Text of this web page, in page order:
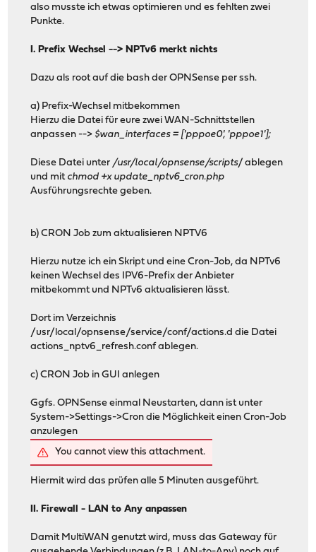
also musste ich etwas optimieren und es fehlten zwei
Punkte.
I. Prefix Wechsel --> NPTv6 merkt nichts
Dazu als root auf die bash der OPNSense per ssh.
a) Prefix-Wechsel mitbekommen
Hierzu die Datei für eure zwei WAN-Schnittstellen
anpassen -->$wan_interfaces = ['pppoe0', 'pppoe1'];
Diese Datei unter /usr/local/opnsense/scripts/ ablegen
und mit chmod +x update_nptv6_cron.php
Ausführungsrechte geben.
b) CRON Job zum aktualisieren NPTV6
Hierzu nutze ich ein Skript und eine Cron-Job, da NPTv6
keinen Wechsel des IPV6-Prefix der Anbieter
mitbekommt und NPTv6 aktualisieren lässt.
Dort im Verzeichnis
/usr/local/opnsense/service/conf/actions.d die Datei
actions_nptv6_refresh.conf ablegen.
c) CRON Job in GUI anlegen
Ggfs. OPNSense einmal Neustarten, dann ist unter
System->Settings->Cron die Möglichkeit einen Cron-Job
anzulegen
You cannot view this attachment.
Hiermit wird das prüfen alle 5 Minuten ausgeführt.
II. Firewall - LAN to Any anpassen
Damit MultiWAN genutzt wird, muss das Gateway für